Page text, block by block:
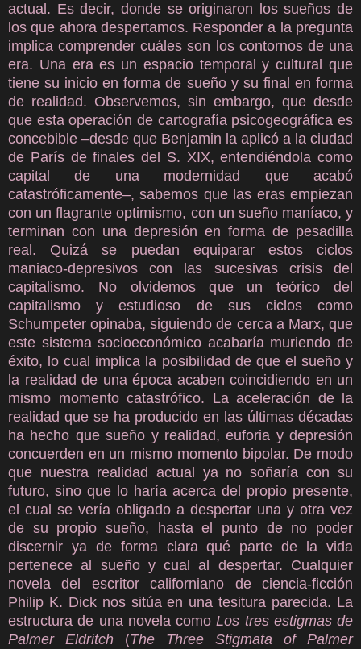
actual. Es decir, donde se originaron los sueños de
los que ahora despertamos. Responder a la pregunta
implica comprender cuáles son los contornos de una
era. Una era es un espacio temporal y cultural que
tiene su inicio en forma de sueño y su final en forma
de realidad. Observemos, sin embargo, que desde
que esta operación de cartografía psicogeográfica es
concebible –desde que Benjamin la aplicó a la ciudad
de París de finales del S. XIX, entendiéndola como
capital de una modernidad que acabó
catastróficamente–, sabemos que las eras empiezan
con un flagrante optimismo, con un sueño maníaco, y
terminan con una depresión en forma de pesadilla
real. Quizá se puedan equiparar estos ciclos
maniaco-depresivos con las sucesivas crisis del
capitalismo. No olvidemos que un teórico del
capitalismo y estudioso de sus ciclos como
Schumpeter opinaba, siguiendo de cerca a Marx, que
este sistema socioeconómico acabaría muriendo de
éxito, lo cual implica la posibilidad de que el sueño y
la realidad de una época acaben coincidiendo en un
mismo momento catastrófico. La aceleración de la
realidad que se ha producido en las últimas décadas
ha hecho que sueño y realidad, euforia y depresión
concuerden en un mismo momento bipolar. De modo
que nuestra realidad actual ya no soñaría con su
futuro, sino que lo haría acerca del propio presente,
el cual se vería obligado a despertar una y otra vez
de su propio sueño, hasta el punto de no poder
discernir ya de forma clara qué parte de la vida
pertenece al sueño y cual al despertar. Cualquier
novela del escritor californiano de ciencia-ficción
Philip K. Dick nos sitúa en una tesitura parecida. La
estructura de una novela comoLos tres estigmas de
Palmer Eldritch (The Three Stigmata of Palmer